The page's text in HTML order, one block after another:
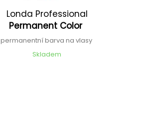
Londa Professional
Permanent Color
permanentní barva na vlasy
Skladem